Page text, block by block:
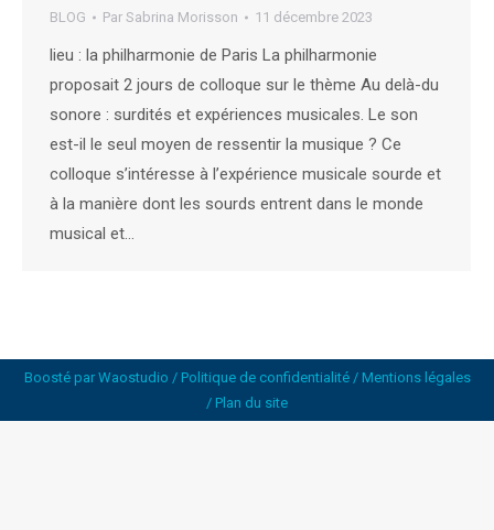
BLOG Par Sabrina Morisson 11 décembre 2023
lieu : la philharmonie de Paris La philharmonie
proposait 2 jours de colloque sur le thème Au delà-du
sonore : surdités et expériences musicales. Le son
est-il le seul moyen de ressentir la musique ? Ce
colloque s’intéresse à l’expérience musicale sourde et
à la manière dont les sourds entrent dans le monde
musical et…
Boosté par Waostudio / Politique de confidentialité/ Mentions légales
/ Plan du site